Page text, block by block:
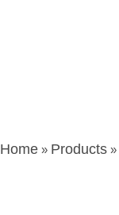
Home » Products »